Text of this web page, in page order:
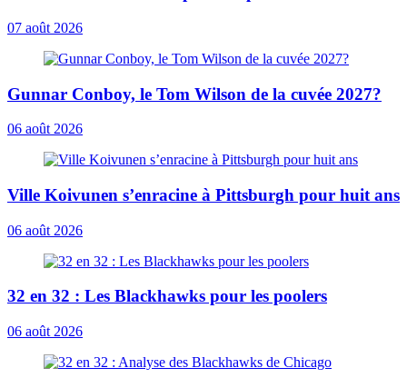
07 août 2026
Gunnar Conboy, le Tom Wilson de la cuvée 2027?
06 août 2026
Ville Koivunen s’enracine à Pittsburgh pour huit ans
06 août 2026
32 en 32 : Les Blackhawks pour les poolers
06 août 2026